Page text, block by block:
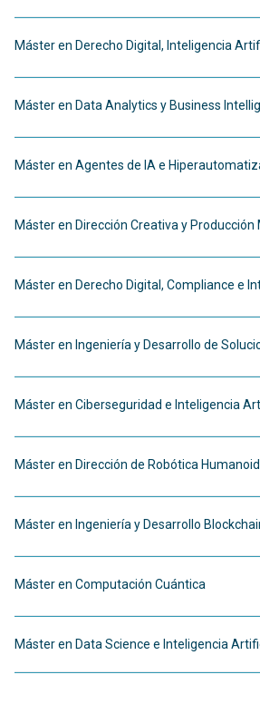
Máster en Derecho Digital, Inteligencia
Máster en Data Analytics y Business
Máster en Agentes de IA e
Máster en Dirección Creativa y Producción
Máster en Derecho Digital, Compliance e
Máster en Ingeniería y Desarrollo de
Máster en Ciberseguridad e Inteligencia
Máster en Dirección de Robótica
Máster en Ingeniería y Desarrollo
Máster en Computación Cuántica
Máster en Data Science e Inteligencia